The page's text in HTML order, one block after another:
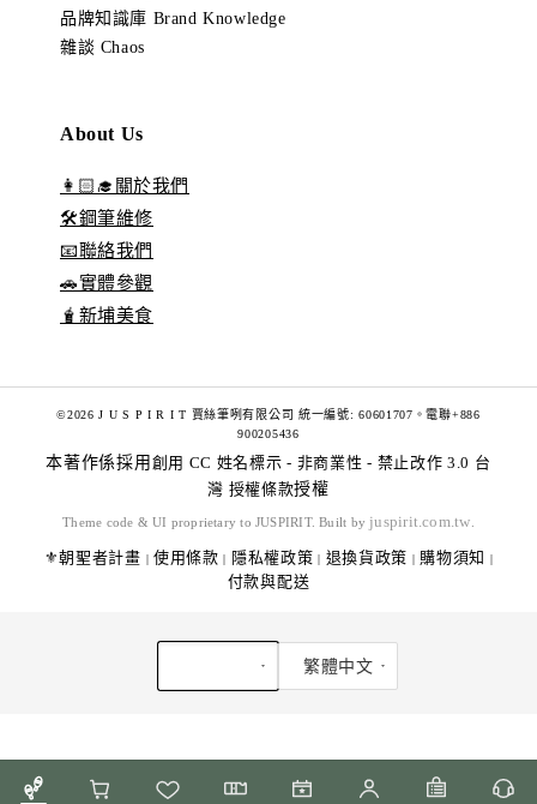
品牌知識庫 Brand Knowledge
雜談 Chaos
About Us
👩🏻‍🎓關於我們
🛠️鋼筆維修
📧聯絡我們
🚗實體參觀
🧋新埔美食
©2026 J U S P I R I T 賈絲筆咧有限公司 統一編號: 60601707。電聯+886
900205436
本著作係採用 創用 CC 姓名標示 - 非商業性 - 禁止改作 3.0 台
灣 授權條款授權
Theme code & UI proprietary to JUSPIRIT. Built by juspirit.com.tw
⚜️朝聖者計畫 | 使用條款 | 隱私權政策 | 退換貨政策 | 購物須知 |
付款與配送